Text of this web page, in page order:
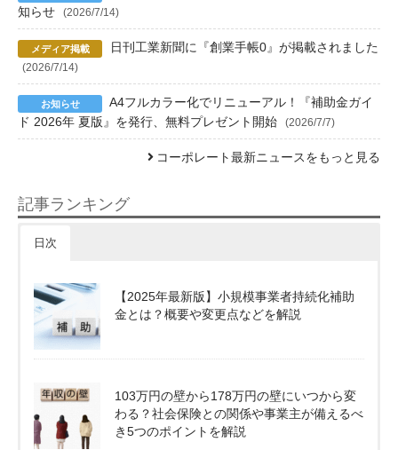
知らせ
(2026/7/14)
日刊工業新聞に『創業手帳0』が掲載されました
(2026/7/14)
A4フルカラー化でリニューアル！『補助金ガイ
ド 2026年 夏版』を発行、無料プレゼント開始
(2026/7/7)
コーポレート最新ニュースをもっと見る
記事ランキング
日次
【2025年最新版】小規模事業者持続化補助
金とは？概要や変更点などを解説
103万円の壁から178万円の壁にいつから変
わる？社会保険との関係や事業主が備えるべ
き5つのポイントを解説